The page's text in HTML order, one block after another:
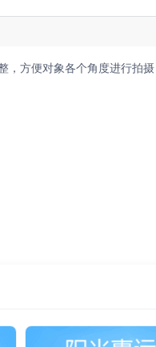
，方便对象各个角度进行拍